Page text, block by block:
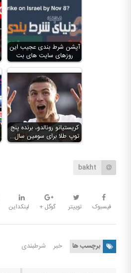
آپشن شرط بندی عجیب این
روزهای سایت های بت
کریستیانو رونالدو، برنده پنج
توپ طلا برای سومین سال…
bakht
فیسبوک توییتر گوگل + لینکداین
برچسب ها خبر شرطبندی